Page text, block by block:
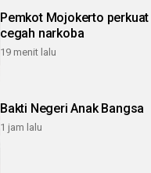
Pemkot Mojokerto
cegah narkoba
19 menit lalu
Bakti Negeri Anak Bangsa
1 jam lalu